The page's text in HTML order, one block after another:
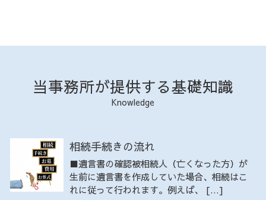
当事務所が提供する基礎知識
Knowledge
相続手続きの流れ
■遺言書の確認被相続人（亡くなった方）が
生前に遺言書を作成していた場合、相続はこ
れに従って行われます。例えば、 […]